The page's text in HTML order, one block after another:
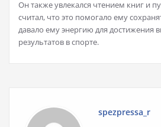
Он также увлекался чтением книг и
считал, что это помогало ему
давало ему энергию для достижения
результатов в спорте.
spezpressa_r